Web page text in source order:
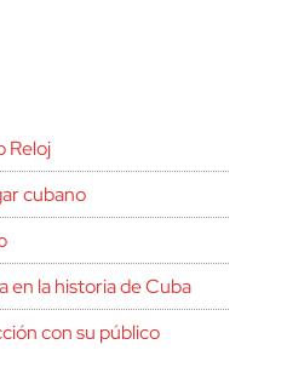
Reloj
cubano
en la historia de Cuba
con su público